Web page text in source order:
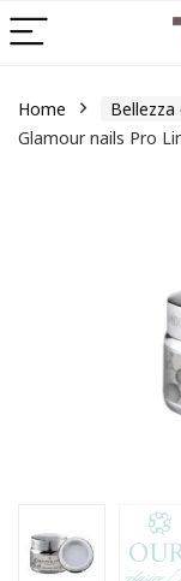
Home
Glamour nails Pro